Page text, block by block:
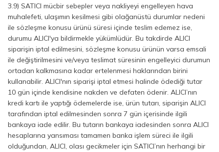
3.9) SATICI mücbir sebepler veya nakliyeyi engelleyen hava
muhalefeti, ulaşımın kesilmesi gibi olağanüstü durumlar nedeni
ile sözleşme konusu ürünü süresi içinde teslim edemez ise,
durumu ALICI'ya bildirmekle yükümlüdür. Bu takdirde ALICI
siparişin iptal edilmesini, sözleşme konusu ürünün varsa emsali
ile değiştirilmesini ve/veya teslimat süresinin engelleyici durumun
ortadan kalkmasına kadar ertelenmesi haklarından birini
kullanabilir. ALICI'nın siparişi iptal etmesi halinde ödediği tutar
10 gün içinde kendisine nakden ve defaten ödenir. ALICI’nın
kredi kartı ile yaptığı ödemelerde ise, ürün tutarı, siparişin ALICI
tarafından iptal edilmesinden sonra 7 gün içerisinde ilgili
bankaya iade edilir. Bu tutarın bankaya iadesinden sonra ALICI
hesaplarına yansıması tamamen banka işlem süreci ile ilgili
olduğundan, ALICI, olası gecikmeler için SATICI’nın herhangi bir